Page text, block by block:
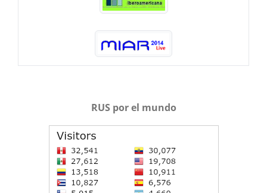
RUS por el mundo